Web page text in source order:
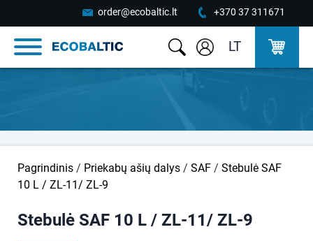
order@ecobaltic.lt +370 37 311671
LT
Pagrindinis / Priekabų ašių dalys / SAF / Stebulė SAF
10 L / ZL-11/ ZL-9
Stebulė SAF 10 L / ZL-11/ ZL-9